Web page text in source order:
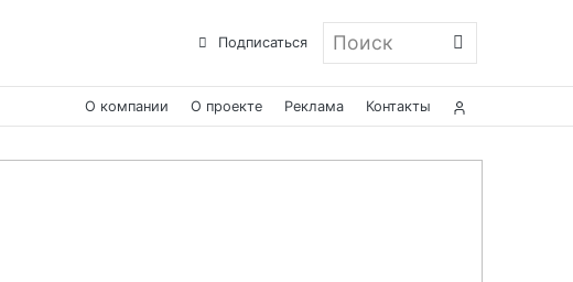
Подписаться Поиск
О компании О проекте Реклама Контакты